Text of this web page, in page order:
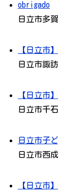
obrigado
日立市多
【日立市
日立市諏
【日立市
日立市千
日立市子
日立市西
【日立市